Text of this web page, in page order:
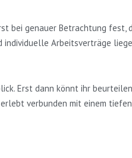
bei genauer Betrachtung fest,
Arbeitsverträge
Erst dann könnt ihr
verbunden mit einem